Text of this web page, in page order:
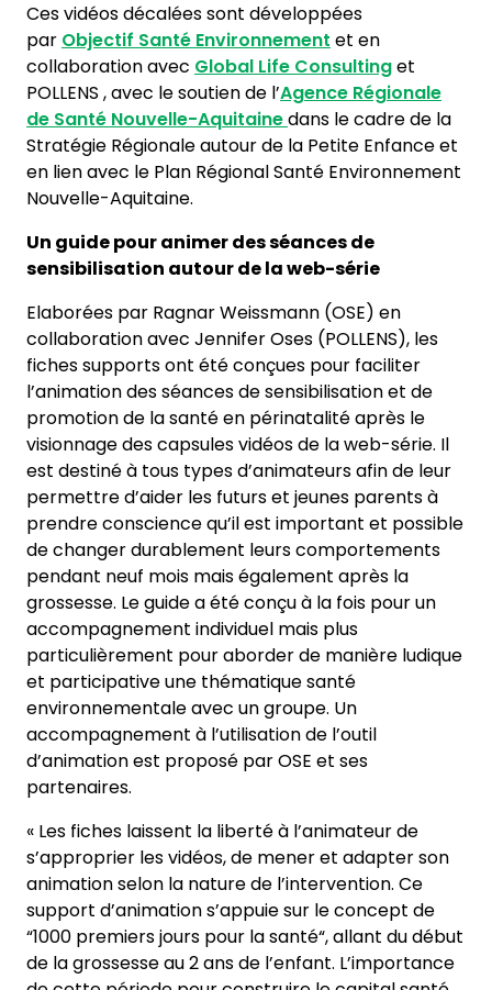
Ces vidéos décalées sont développées
par Objectif Santé Environnement et en
collaboration avec Global Life Consultinget
POLLENS , avec le soutien de l’Agence Régionale
de Santé Nouvelle-Aquitainedans le cadre de la
Stratégie Régionale autour de la Petite Enfance et
en lien avec le Plan Régional Santé Environnement
Nouvelle-Aquitaine.
Un guide pour animer des séances de
sensibilisation autour de la web-série
Elaborées par Ragnar Weissmann (OSE) en
collaboration avec Jennifer Oses (POLLENS), les
fiches supports ont été conçues pour faciliter
l’animation des séances de sensibilisation et de
promotion de la santé en périnatalité après le
visionnage des capsules vidéos de la web-série. Il
est destiné à tous types d’animateurs afin de leur
permettre d’aider les futurs et jeunes parents à
prendre conscience qu’il est important et possible
de changer durablement leurs comportements
pendant neuf mois mais également après la
grossesse. Le guide a été conçu à la fois pour un
accompagnement individuel mais plus
particulièrement pour aborder de manière ludique
et participative une thématique santé
environnementale avec un groupe. Un
accompagnement à l’utilisation de l’outil
d’animation est proposé par OSE et ses
partenaires.
« Les fiches laissent la liberté à l’animateur de
s’approprier les vidéos, de mener et adapter son
animation selon la nature de l’intervention. Ce
support d’animation s’appuie sur le concept de
“1000 premiers jours pour la santé“, allant du début
de la grossesse au 2 ans de l’enfant. L’importance